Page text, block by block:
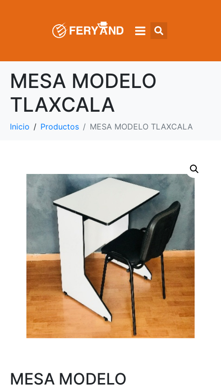
MESA MODELO
TLAXCALA
Inicio Productos MESA MODELO TLAXCALA
MESA MODELO